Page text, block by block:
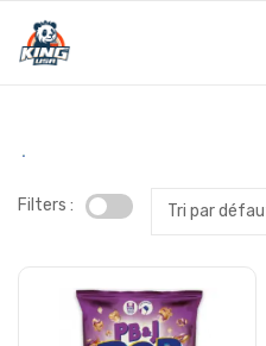
Filters : Tri par